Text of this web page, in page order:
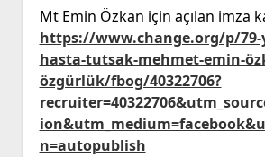
Mt Emin Özkan için açılan imza
https://www.change.org/p/79-
hasta-tutsak-mehmet-emin-
özgürlük/fbog/40322706?
n=autopublish